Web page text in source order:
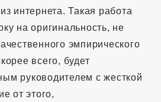
интернета. Такая работа
на оригинальность, не
эмпирического
всего, будет
руководителем с жесткой
от этого,